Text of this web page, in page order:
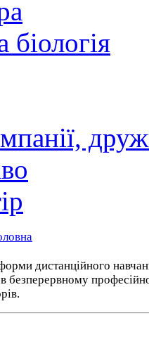
дистанційного
в безперервному